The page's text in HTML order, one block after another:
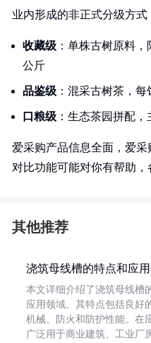
业内形成的非正式分级方式
收藏级 ：单株古树原料
公斤
品鉴级 ：混采古树茶，
口粮级 ：生态茶园拼配
爱采购产品信息全面，爱
对比功能可能对你有帮助
其他推荐
浇筑母线槽的特点和应
本文详细介绍了浇筑母线槽
应用领域。其特点包括良好
机械、防火和防护性能。在
广泛用于商业建筑、工业厂